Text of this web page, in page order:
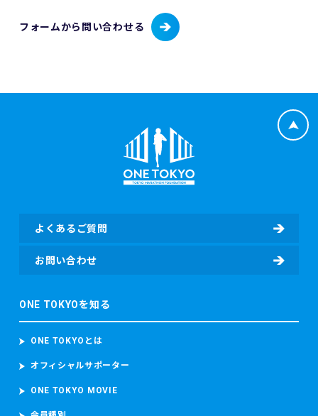
フォームから問い合わせる
よくあるご質問
お問い合わせ
ONE TOKYOを知る
ONE TOKYOとは
オフィシャルサポーター
ONE TOKYO MOVIE